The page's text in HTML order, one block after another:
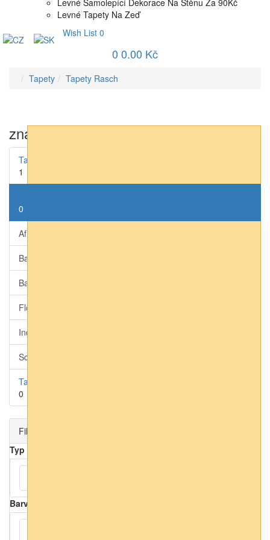
Levné Samolepící Dekorace Na Stěnu Za 90Kč
Levné Tapety Na Zeď
Wish List 0
0 0.00 Kč
Tapety Tapety Rasch
značka
Tapety AS-Creation
1
0
African Queen III (přírodní)
Bambino XIX (dětské)
Barbara Home collection 3 (moderní)
Florentine 3 (přírodní)
Indian Style (grafika)
Schöner Wohnen (domácí značkové)
Tapety Erismann
0
Filtr
Typ
Barva